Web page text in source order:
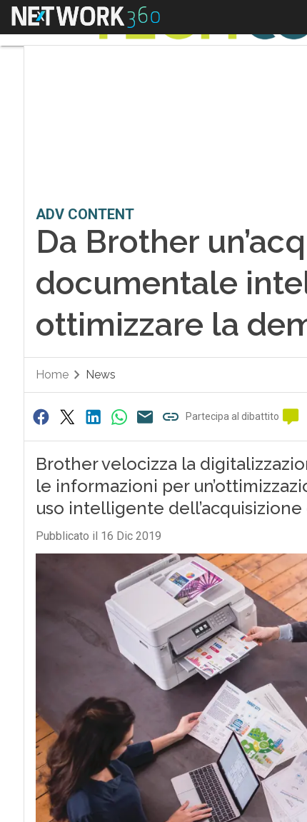
Menu
ADV CONTENT
Da Brother
documentale
ottimizzare la
Home News
Partecipa al dibattito
Brother velocizza la
le informazioni per
uso intelligente
Pubblicato il 16 Dic 2019